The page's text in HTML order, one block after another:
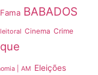
BABADOS
Cinema Crime
| AM Eleições